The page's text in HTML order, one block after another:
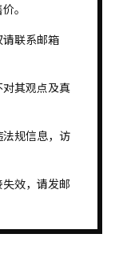
。
联系邮箱
其观点及真
规信息，访
效，请发邮